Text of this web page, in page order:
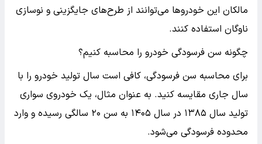
مالکان این خودروها می‌توانند از طرح‌های جایگزینی و نوسازی
ناوگان استفاده کنند.
چگونه سن فرسودگی خودرو را محاسبه کنیم؟
برای محاسبه سن فرسودگی، کافی است سال تولید خودرو را با
سال جاری مقایسه کنید. به عنوان مثال، یک خودروی سواری
تولید سال ۱۳۸۵ در سال ۱۴۰۵ به سن ۲۰ سالگی رسیده و وارد
محدوده فرسودگی می‌شود.